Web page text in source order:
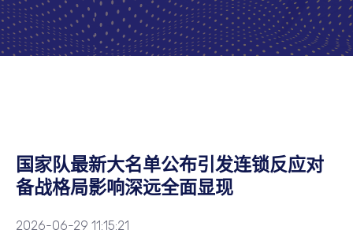
国家队最新大名单公布引发连锁反应对
备战格局影响深远全面显现
2026-06-29 11:15:21